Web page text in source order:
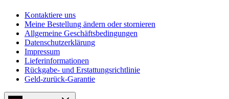
Kontaktiere uns
Meine Bestellung ändern oder stornieren
Allgemeine Geschäftsbedingungen
Datenschutzerklärung
Impressum
Lieferinformationen
Rückgabe- und Erstattungsrichtlinie
Geld-zurück-Garantie